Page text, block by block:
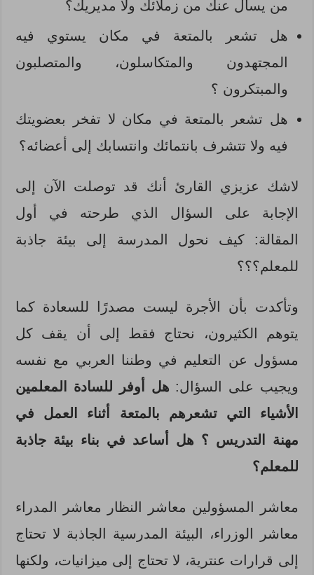
من يسأل عنك من زملائك ولا مديريك؟
هل تشعر بالمتعة في مكان يستوي فيه
المجتهدون والمتكاسلون، والمتصلبون
والمبتكرون ؟
هل تشعر بالمتعة في مكان لا تفخر بعضويتك
فيه ولا تتشرف بانتمائك وانتسابك إلى أعضائه؟
لاشك عزيزي القارئ أنك قد توصلت الآن إلى
الإجابة على السؤال الذي طرحته في أول
المقالة: كيف نحول المدرسة إلى بيئة جاذبة
للمعلم؟؟؟
وتأكدت بأن الأجرة ليست مصدرًا للسعادة كما
يتوهم الكثيرون، نحتاج فقط إلى أن يقف كل
مسؤول عن التعليم في وطننا العربي مع نفسه
ويجيب على السؤال: هل أوفر للسادة المعلمين
الأشياء التي تشعرهم بالمتعة أثناء العمل في
مهنة التدريس ؟ هل أساعد في بناء بيئة جاذبة
للمعلم؟
معاشر المسؤولين معاشر النظار معاشر المدراء
معاشر الوزراء، البيئة المدرسية الجاذبة لا تحتاج
إلى قرارات عنترية، لا تحتاج إلى ميزانيات، ولكنها